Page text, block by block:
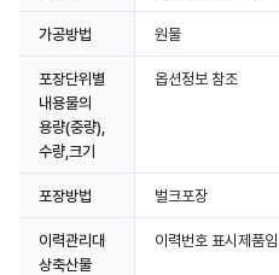
가공방법 원물
포장단위별
내용물의
용량(중량),
수량,크기
옵션정보 참조
포장방법 벌크포장
이력관리대
상축산물
이력번호 표시제품임